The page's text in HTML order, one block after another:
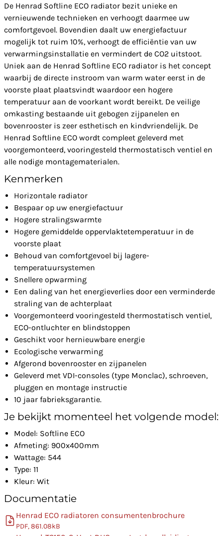
De Henrad Softline ECO radiator bezit unieke en
vernieuwende technieken en verhoogt daarmee uw
comfortgevoel. Bovendien daalt uw energiefactuur
mogelijk tot ruim 10%, verhoogt de efficiëntie van uw
verwarmingsinstallatie en vermindert de CO2 uitstoot.
Uniek aan de Henrad Softline ECO radiator is het concept
waarbij de directe instroom van warm water eerst in de
voorste plaat plaatsvindt waardoor een hogere
temperatuur aan de voorkant wordt bereikt. De veilige
omkasting bestaande uit gebogen zijpanelen en
bovenrooster is zeer esthetisch en kindvriendelijk. De
Henrad Softline ECO wordt compleet geleverd met
voorgemonteerd, vooringesteld thermostatisch ventiel en
alle nodige montagematerialen.
Kenmerken
Horizontale radiator
Bespaar op uw energiefactuur
Hogere stralingswarmte
Hogere gemiddelde oppervlaktetemperatuur in de
voorste plaat
Behoud van comfortgevoel bij lagere-
temperatuursystemen
Snellere opwarming
Een daling van het energieverlies door een verminderde
straling van de achterplaat
Voorgemonteerd vooringesteld thermostatisch ventiel,
ECO-ontluchter en blindstoppen
Geschikt voor hernieuwbare energie
Ecologische verwarming
Afgerond bovenrooster en zijpanelen
Geleverd met VDI-consoles (type Monclac), schroeven,
pluggen en montage instructie
10 jaar fabrieksgarantie.
Je bekijkt momenteel het volgende model:
Model: Softline ECO
Afmeting: 900x400mm
Wattage: 544
Type: 11
Kleur: Wit
Documentatie
Henrad ECO radiatoren consumentenbrochure
PDF, 861.08kB